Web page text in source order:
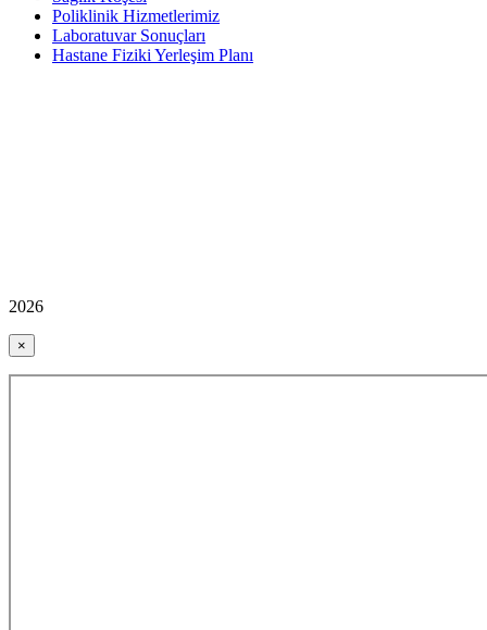
Poliklinik Hizmetlerimiz
Laboratuvar Sonuçları
Hastane Fiziki Yerleşim Planı
2026
×